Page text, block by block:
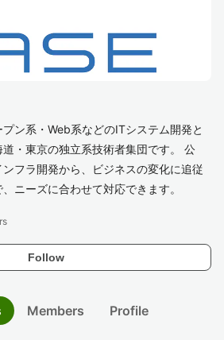
ン系・Web系などのITシステム開発と
・東京の独立系技術者集団です。 公
フラ開発から、ビジネスの変化に追従
ニーズに合わせて対応できます。
Follow
Members Profile